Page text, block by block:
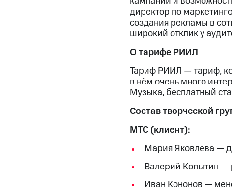
директор по
создания рекламы в
широкий отклик у
О тарифе РИИЛ
Тариф РИИЛ — тариф,
в нём очень много
Музыка, бесплатный
Состав творческой
МТС (клиент):
Мария Яковлева —
Валерий Копытин —
Иван Кононов —